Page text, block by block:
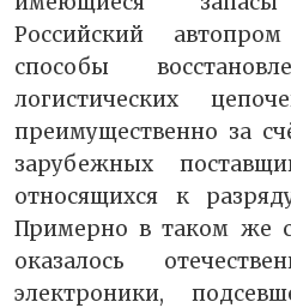
Российский
способы
логистических
преимущественно за
зарубежных
относящихся к
Примерно в таком же
оказалось
электроники,